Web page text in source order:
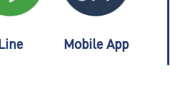
Line Mobile App